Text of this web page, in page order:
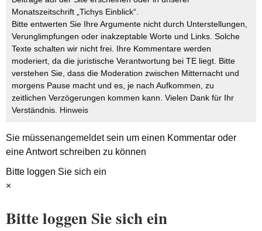
Monatszeitschrift „Tichys Einblick“.
Bitte entwerten Sie Ihre Argumente nicht durch Unterstellungen,
Verunglimpfungen oder inakzeptable Worte und Links. Solche
Texte schalten wir nicht frei. Ihre Kommentare werden
moderiert, da die juristische Verantwortung bei TE liegt. Bitte
verstehen Sie, dass die Moderation zwischen Mitternacht und
morgens Pause macht und es, je nach Aufkommen, zu
zeitlichen Verzögerungen kommen kann. Vielen Dank für Ihr
Verständnis. Hinweis
Sie müssenangemeldetsein um einen Kommentar oder
eine Antwort schreiben zu können
Bitte loggen Sie sich ein
×
Bitte loggen Sie sich ein